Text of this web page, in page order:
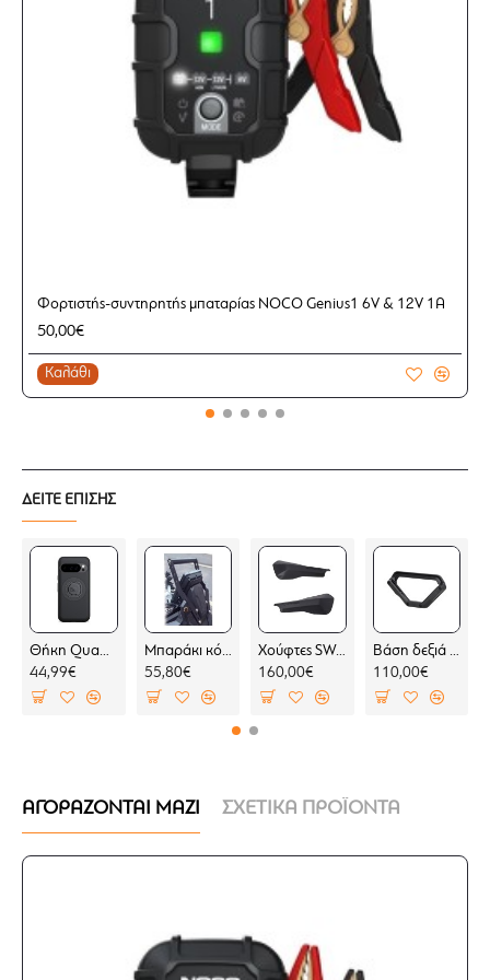
Αναμονή με αντοχή στο νερό και στους
κραδασμούς, για χρήση ακόμα και στις πιο
δύσκολες συνθήκες
Μήκος καλωδίου: 53 εκατοστά
Το καλώδιο είναι συμβατό μόνο με
φορτιστές της NOCO.
Φορτιστής-συντηρητής μπαταρίας NOCO Genius1 6V & 12V 1A
50,00€
Καλάθι
ΔΕΙΤΕ ΕΠΙΣΗΣ
Θήκη Quad Lock MAG Google Pixel 10 Pro (μαγνητική)
44,99€
Μπαράκι κόκπιτ KOVE 800 X PRO
55,80€
Χούφτες SW-Motech Sport BMW F 450 GS (2 σημεία στήριξης)
160,00€
Βάση δεξιά για σαμάρια SW-Motech V-LOC BMW F 450 GS (για BMW σχάρα)
110,00€
ΑΓΟΡΑΖΟΝΤΑΙ ΜΑΖΙ ΣΧΕΤΙΚΑ ΠΡΟΪΟΝΤΑ